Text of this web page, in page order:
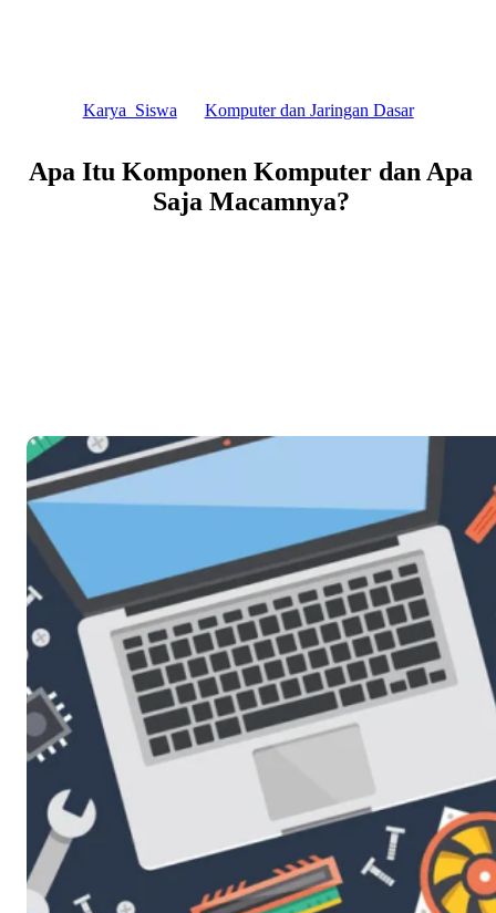
Karya_Siswa Komputer dan Jaringan Dasar
Apa Itu Komponen Komputer dan Apa
Saja Macamnya?